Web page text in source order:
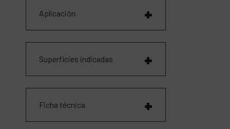
Aplicación
Superficies indicadas
Ficha técnica